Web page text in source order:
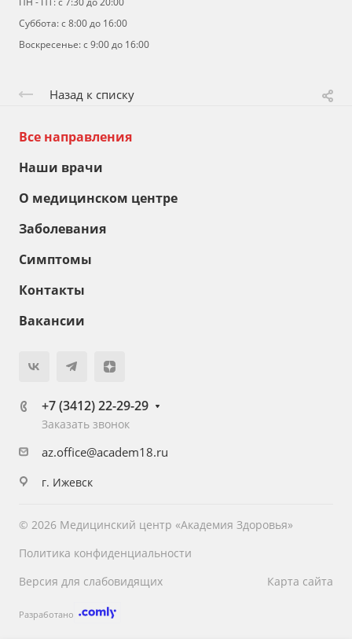
Суббота: с 8:00 до 16:00
Воскресенье: с 9:00 до 16:00
Назад к списку
Все направления
Наши врачи
О медицинском центре
Заболевания
Симптомы
Контакты
Вакансии
+7 (3412) 22-29-29
Заказать звонок
az.office@academ18.ru
г. Ижевск
© 2026 Медицинский центр «Академия Здоровья»
Политика конфиденциальности
Версия для слабовидящих
Карта сайта
Разработано